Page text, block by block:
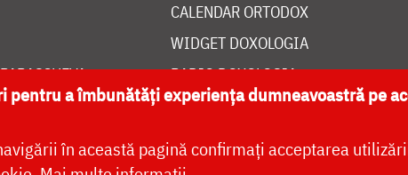
CALENDAR ORTODOX
WIDGET DOXOLOGIA
RADIO DOXOLOGIA
pentru a îmbunătăți experiența dumneavoastră pe
în această pagină confirmați acceptarea